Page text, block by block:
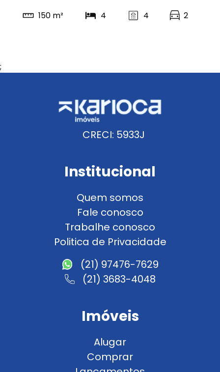
150 m²
4 4 2
;
CRECI: 5933J
Institucional
Quem somos
Fale conosco
Trabalhe conosco
Politica de Privacidade
(21) 97476-7629
(21) 3683-4048
Imóveis
Alugar
Comprar